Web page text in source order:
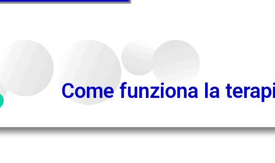
Come funziona la